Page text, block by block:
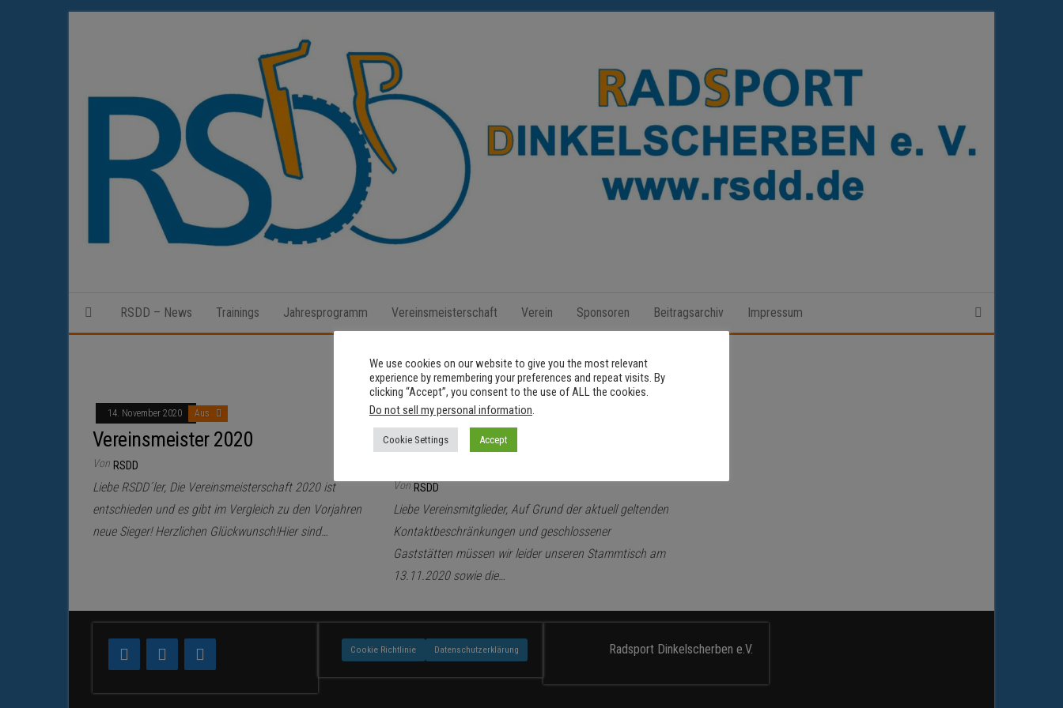
Dinkelscherben
e.V.
RSDD – News Trainings Jahresprogramm Vereinsmeisterschaft Verein Sponsoren Beitragsarchiv Impressum
Monat:November 2020
14. November 2020 Aus
Vereinsmeister 2020
Von RSDD
Liebe RSDD´ler, Die Vereinsmeisterschaft 2020 ist
entschieden und es gibt im Vergleich zu den Vorjahren
neue Sieger! Herzlichen Glückwunsch!Hier sind…
11. November 2020 Aus
Stammtisch und Weihnachtsfeier
Von RSDD
Liebe Vereinsmitglieder, Auf Grund der aktuell geltenden
Kontaktbeschränkungen und geschlossener
Gaststätten müssen wir leider unseren Stammtisch am
13.11.2020 sowie die…
Cookie Richtlinie Datenschutzerklärung Radsport Dinkelscherben e.V.
We use cookies on our website to give you the most relevant
experience by remembering your preferences and repeat visits. By
clicking “Accept”, you consent to the use of ALL the cookies.
Do not sell my personal information.
Cookie Settings Accept